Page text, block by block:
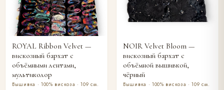
ROYAL Ribbon Velvet —
вискозный бархат с
объёмными лентами,
мультиколор
Вышивка · 100% вискоза · 109 см.
NOIR Velvet Bloom —
вискозный бархат с
объёмной вышивкой,
чёрный
Вышивка · 100% вискоза · 109 см.